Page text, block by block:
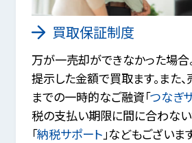
買取保証制度
万が一売却ができなかった場合
提示した金額で買取ます。また
までの一時的なご融資「つなぎ
税の支払い期限に間に合わな
「納税サポート 」などもございま